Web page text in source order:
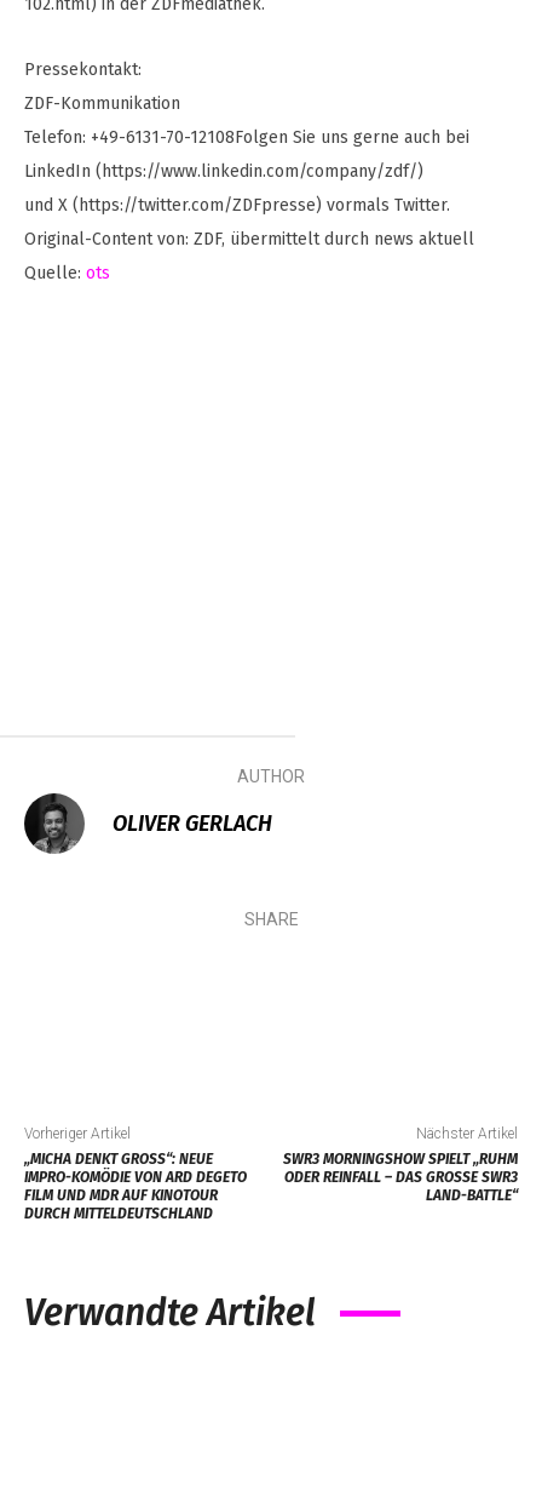
102.html) in der ZDFmediathek.
Pressekontakt:
ZDF-Kommunikation
Telefon: +49-6131-70-12108Folgen Sie uns gerne auch bei
LinkedIn (https://www.linkedin.com/company/zdf/)
und X (https://twitter.com/ZDFpresse) vormals Twitter.
Original-Content von: ZDF, übermittelt durch news aktuell
Quelle: ots
AUTHOR
OLIVER GERLACH
SHARE
Vorheriger Artikel
„MICHA DENKT GROSS“: NEUE I
MPRO-KOMÖDIE VON ARD DEGETO F
ILM UND MDR AUF KINOTOUR D
URCH MITTELDEUTSCHLAND
Nächster Artikel
SWR3 MORNINGSHOW SPIELT „RUHM
ODER REINFALL – DAS GROSSE SWR3 L
AND-BATTLE“
Verwandte Artikel